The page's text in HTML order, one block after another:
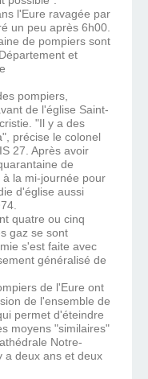
l'Eure ravagée par
un peu après 6h00.
de pompiers sont
et
pompiers,
de l'église Saint-
"Il y a des
précise le colonel
27. Après avoir
de
la mi-journée pour
d'église aussi
quatre ou cinq
gaz se sont
s'est faite avec
généralisé de
de l'Eure ont
de l'ensemble de
permet d'éteindre
moyens "similaires"
Notre-
a deux ans et deux